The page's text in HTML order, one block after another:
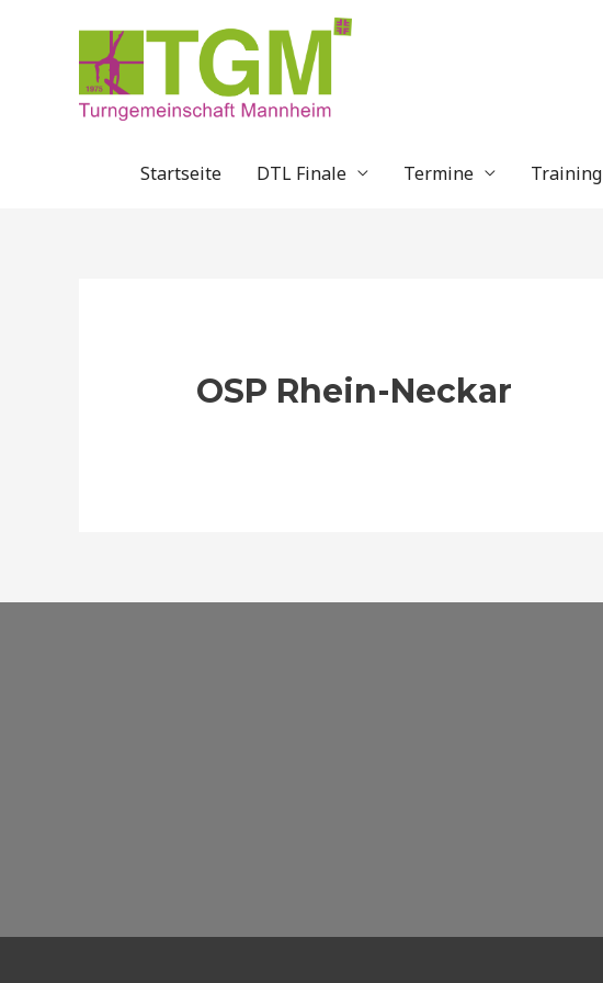
Startseite DTL Finale Termine Training
OSP Rhein-Neckar